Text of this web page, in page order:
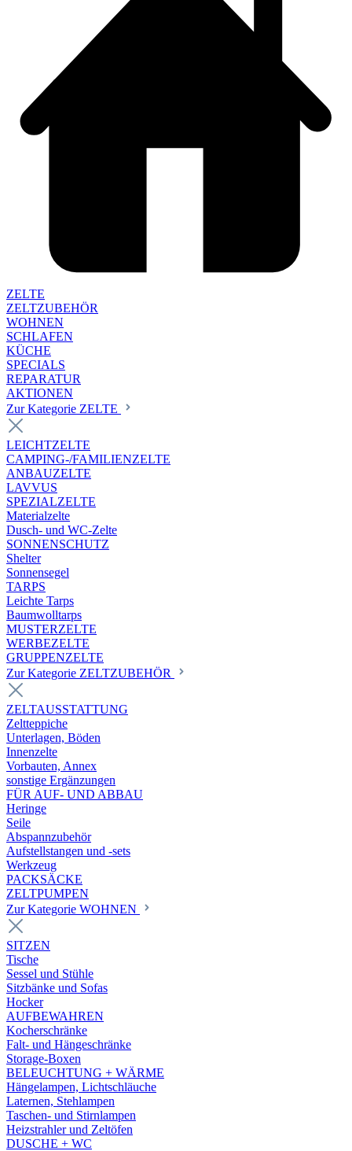
ZELTE
ZELTZUBEHÖR
WOHNEN
SCHLAFEN
KÜCHE
SPECIALS
REPARATUR
AKTIONEN
Zur Kategorie ZELTE
LEICHTZELTE
CAMPING-/FAMILIENZELTE
ANBAUZELTE
LAVVUS
SPEZIALZELTE
Materialzelte
Dusch- und WC-Zelte
SONNENSCHUTZ
Shelter
Sonnensegel
TARPS
Leichte Tarps
Baumwolltarps
MUSTERZELTE
WERBEZELTE
GRUPPENZELTE
Zur Kategorie ZELTZUBEHÖR
ZELTAUSSTATTUNG
Zeltteppiche
Unterlagen, Böden
Innenzelte
Vorbauten, Annex
sonstige Ergänzungen
FÜR AUF- UND ABBAU
Heringe
Seile
Abspannzubehör
Aufstellstangen und -sets
Werkzeug
PACKSÄCKE
ZELTPUMPEN
Zur Kategorie WOHNEN
SITZEN
Tische
Sessel und Stühle
Sitzbänke und Sofas
Hocker
AUFBEWAHREN
Kocherschränke
Falt- und Hängeschränke
Storage-Boxen
BELEUCHTUNG + WÄRME
Hängelampen, Lichtschläuche
Laternen, Stehlampen
Taschen- und Stirnlampen
Heizstrahler und Zeltöfen
DUSCHE + WC